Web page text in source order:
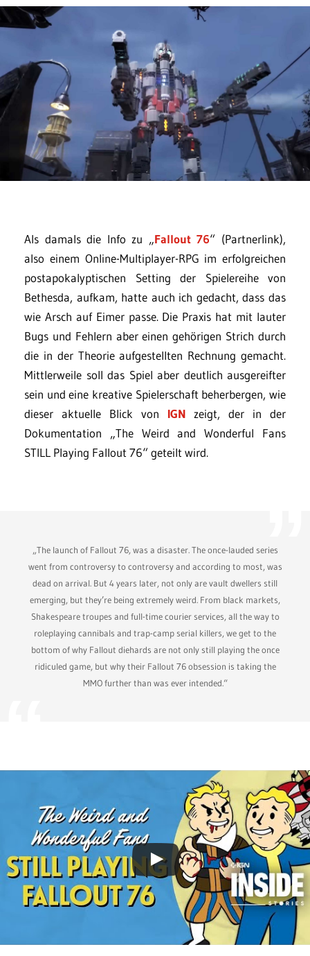
Als damals die Info zu „Fallout 76“ (Partnerlink),
also einem Online-Multiplayer-RPG im erfolgreichen
postapokalyptischen Setting der Spielereihe von
Bethesda, aufkam, hatte auch ich gedacht, dass das
wie Arsch auf Eimer passe. Die Praxis hat mit lauter
Bugs und Fehlern aber einen gehörigen Strich durch
die in der Theorie aufgestellten Rechnung gemacht.
Mittlerweile soll das Spiel aber deutlich ausgereifter
sein und eine kreative Spielerschaft beherbergen, wie
dieser aktuelle Blick von IGN zeigt, der in der
Dokumentation „The Weird and Wonderful Fans
STILL Playing Fallout 76“ geteilt wird.
„The launch of Fallout 76, was a disaster. The once-lauded series
went from controversy to controversy and according to most, was
dead on arrival. But 4 years later, not only are vault dwellers still
emerging, but they’re being extremely weird. From black markets,
Shakespeare troupes and full-time courier services, all the way to
roleplaying cannibals and trap-camp serial killers, we get to the
bottom of why Fallout diehards are not only still playing the once
ridiculed game, but why their Fallout 76 obsession is taking the
MMO further than was ever intended.“